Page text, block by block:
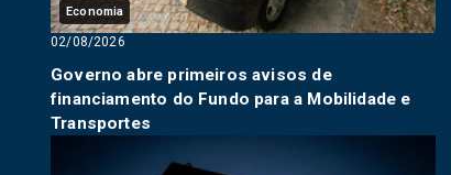
Economia
02/08/2026
Governo abre primeiros avisos de
financiamento do Fundo para a Mobilidade e
Transportes